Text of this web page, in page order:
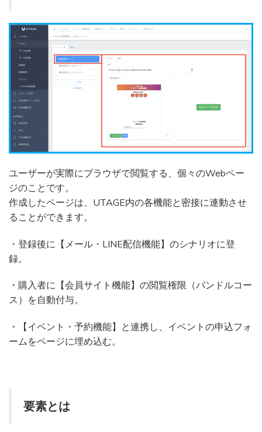
ユーザーが実際にブラウザで閲覧する、個々のWebペー
ジのことです。
作成したページは、UTAGE内の各機能と密接に連動させ
ることができます。
・登録後に【メール・LINE配信機能】のシナリオに登
録。
・購入者に【会員サイト機能】の閲覧権限（バンドルコー
ス）を自動付与。
・【イベント・予約機能】と連携し、イベントの申込フォ
ームをページに埋め込む。
要素とは